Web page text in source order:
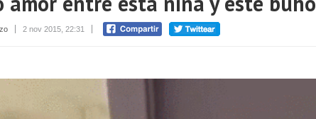
2 nov 2015, 22:31